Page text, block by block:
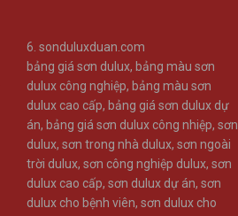
6. sonduluxduan.com
bảng giá sơn dulux, bảng màu sơn
dulux công nghiệp, bảng màu sơn
dulux cao cấp, bảng giá sơn dulux dự
án, bảng giá sơn dulux công nhiệp, sơn
dulux, sơn trong nhà dulux, sơn ngoài
trời dulux, sơn công nghiệp dulux, sơn
dulux cao cấp, sơn dulux dự án, sơn
dulux cho bệnh viên, sơn dulux cho